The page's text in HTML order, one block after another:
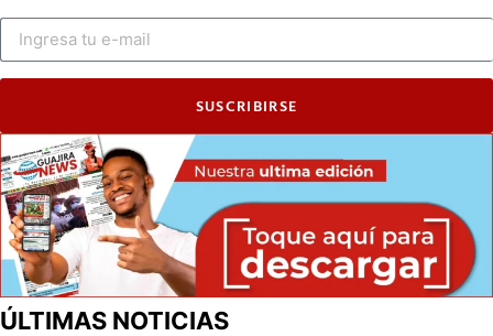
SUSCRIBIRSE
ÚLTIMAS NOTICIAS